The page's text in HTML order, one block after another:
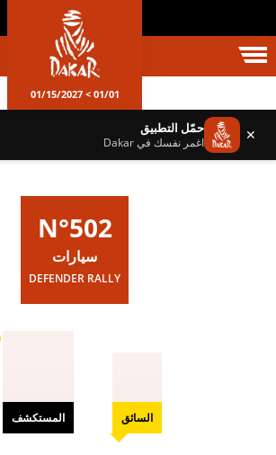
داكار
01/01 > 01/15/2027
✕ حمّل التطبيق
اغمر نفسك في Dakar
N°502
سيارات
DEFENDER RALLY
السائق المستكشف